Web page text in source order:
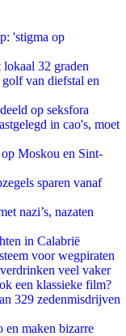
'stigma op
32 graden
van diefstal en
op seksfora
in cao's, moet
Moskou en Sint-
sparen vanaf
nazi’s, nazaten
in Calabrië
voor wegpiraten
veel vaker
een klassieke film?
329 zedenmisdrijven
en maken bizarre